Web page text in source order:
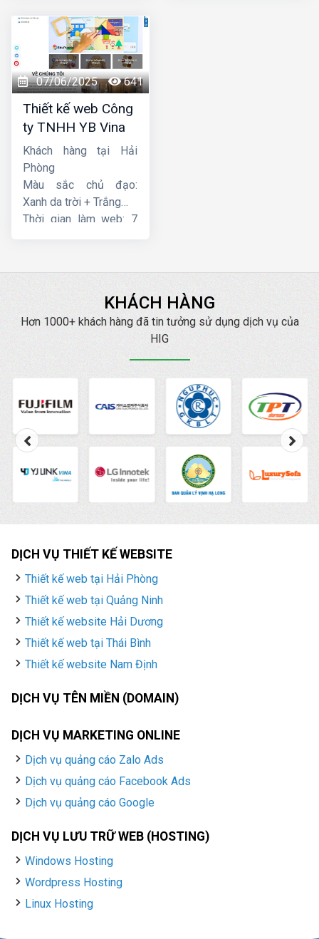
07/06/2025 641
Thiết kế web Công
ty TNHH YB Vina
Khách hàng tại Hải
Phòng
Màu sắc chủ đạo:
Xanh da trời + Trắng
Thời gian làm web: 7
KHÁCH HÀNG
Hơn 1000+ khách hàng đã tin tưởng sử dụng dịch vụ của
HIG
DỊCH VỤ THIẾT KẾ WEBSITE
Thiết kế web tại Hải Phòng
Thiết kế web tại Quảng Ninh
Thiết kế website Hải Dương
Thiết kế web tại Thái Bình
Thiết kế website Nam Định
DỊCH VỤ TÊN MIỀN (DOMAIN)
DỊCH VỤ MARKETING ONLINE
Dịch vụ quảng cáo Zalo Ads
Dịch vụ quảng cáo Facebook Ads
Dịch vụ quảng cáo Google
DỊCH VỤ LƯU TRỮ WEB (HOSTING)
Windows Hosting
Wordpress Hosting
Linux Hosting